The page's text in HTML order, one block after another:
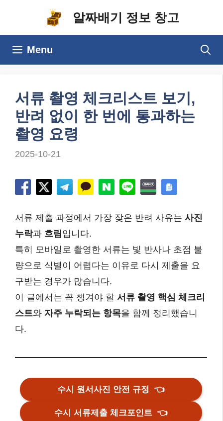
알짜배기 정보 창고
Menu
서류 촬영 체크리스트 보기,
반려 없이 한 번에 통과하는
촬영 요령
2025-10-21
서류 제출 과정에서 가장 잦은 반려 사유는 사진
누락과 흐림입니다.
특히 모바일로 촬영한 서류는 빛 반사나 초점 불
량으로 식별이 어렵다는 이유로 다시 제출을 요
구받는 경우가 많습니다.
이 글에서는 꼭 챙겨야 할 서류 촬영 핵심 체크리
스트와 자주 누락되는 항목을 함께 정리했습니
다.
수시 원서사진 안전 규정 👈
수시 서류제출 체크포인트 👈